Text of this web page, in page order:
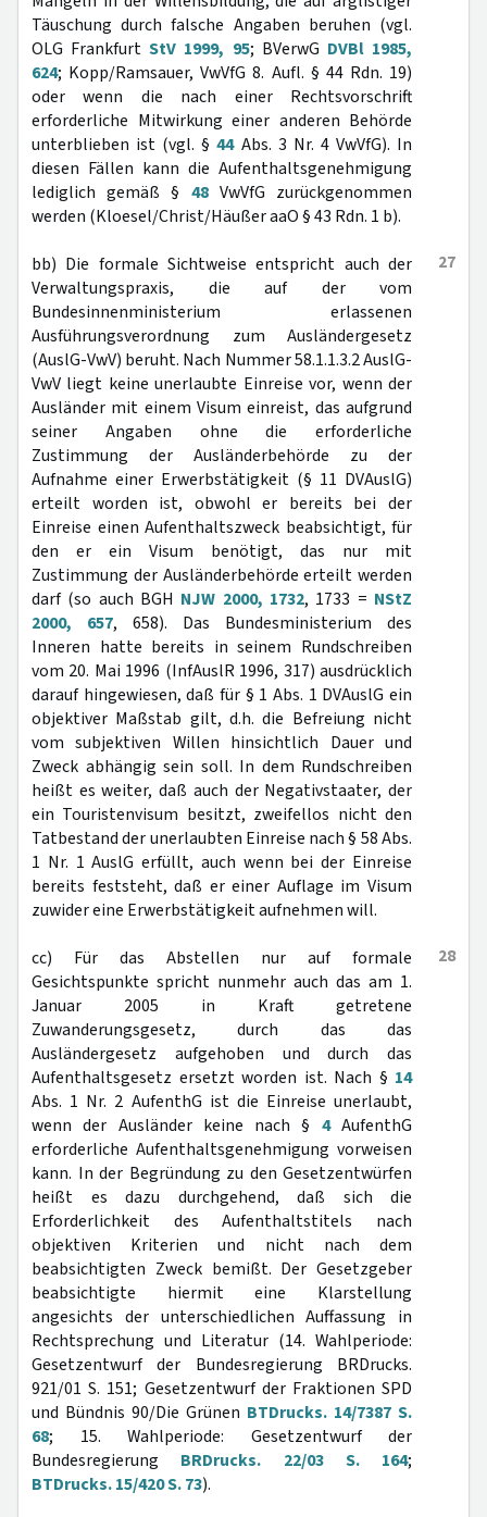
Täuschung durch falsche Angaben beruhen (vgl.
OLG FrankfurtStV 1999, 95; BVerwG DVBl 1985,
624; Kopp/Ramsauer, VwVfG 8. Aufl. § 44 Rdn. 19)
oder wenn die nach einer Rechtsvorschrift
erforderliche Mitwirkung einer anderen Behörde
unterblieben ist (vgl. §44Abs. 3 Nr. 4 VwVfG). In
diesen Fällen kann die Aufenthaltsgenehmigung
lediglich gemäß § 48VwVfG zurückgenommen
werden (Kloesel/Christ/Häußer aaO § 43 Rdn. 1 b).
27
bb) Die formale Sichtweise entspricht auch der
Verwaltungspraxis, die auf der vom
Bundesinnenministerium erlassenen
Ausführungsverordnung zum Ausländergesetz
(AuslG-VwV) beruht. Nach Nummer 58.1.1.3.2 AuslG-
VwV liegt keine unerlaubte Einreise vor, wenn der
Ausländer mit einem Visum einreist, das aufgrund
seiner Angaben ohne die erforderliche
Zustimmung der Ausländerbehörde zu der
Aufnahme einer Erwerbstätigkeit (§ 11 DVAuslG)
erteilt worden ist, obwohl er bereits bei der
Einreise einen Aufenthaltszweck beabsichtigt, für
den er ein Visum benötigt, das nur mit
Zustimmung der Ausländerbehörde erteilt werden
darf (so auch BGH NJW 2000, 1732, 1733 = NStZ
2000, 657, 658). Das Bundesministerium des
Inneren hatte bereits in seinem Rundschreiben
vom 20. Mai 1996 (InfAuslR 1996, 317) ausdrücklich
darauf hingewiesen, daß für § 1 Abs. 1 DVAuslG ein
objektiver Maßstab gilt, d.h. die Befreiung nicht
vom subjektiven Willen hinsichtlich Dauer und
Zweck abhängig sein soll. In dem Rundschreiben
heißt es weiter, daß auch der Negativstaater, der
ein Touristenvisum besitzt, zweifellos nicht den
Tatbestand der unerlaubten Einreise nach § 58 Abs.
1 Nr. 1 AuslG erfüllt, auch wenn bei der Einreise
bereits feststeht, daß er einer Auflage im Visum
zuwider eine Erwerbstätigkeit aufnehmen will.
28
cc) Für das Abstellen nur auf formale
Gesichtspunkte spricht nunmehr auch das am 1.
Januar 2005 in Kraft getretene
Zuwanderungsgesetz, durch das das
Ausländergesetz aufgehoben und durch das
Aufenthaltsgesetz ersetzt worden ist. Nach § 14
Abs. 1 Nr. 2 AufenthG ist die Einreise unerlaubt,
wenn der Ausländer keine nach § 4AufenthG
erforderliche Aufenthaltsgenehmigung vorweisen
kann. In der Begründung zu den Gesetzentwürfen
heißt es dazu durchgehend, daß sich die
Erforderlichkeit des Aufenthaltstitels nach
objektiven Kriterien und nicht nach dem
beabsichtigten Zweck bemißt. Der Gesetzgeber
beabsichtigte hiermit eine Klarstellung
angesichts der unterschiedlichen Auffassung in
Rechtsprechung und Literatur (14. Wahlperiode:
Gesetzentwurf der Bundesregierung BRDrucks.
921/01 S. 151; Gesetzentwurf der Fraktionen SPD
und Bündnis 90/Die Grünen BTDrucks. 14/7387 S.
68; 15. Wahlperiode: Gesetzentwurf der
Bundesregierung BRDrucks. 22/03 S. 164;
BTDrucks. 15/420 S. 73).